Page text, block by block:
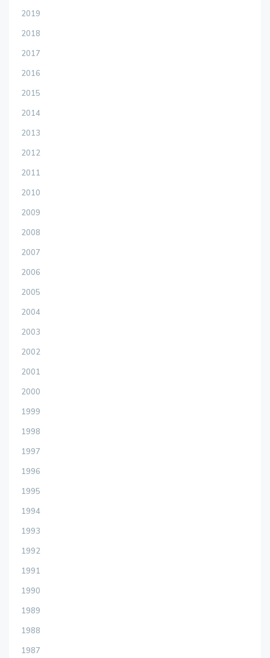
2019
2018
2017
2016
2015
2014
2013
2012
2011
2010
2009
2008
2007
2006
2005
2004
2003
2002
2001
2000
1999
1998
1997
1996
1995
1994
1993
1992
1991
1990
1989
1988
1987